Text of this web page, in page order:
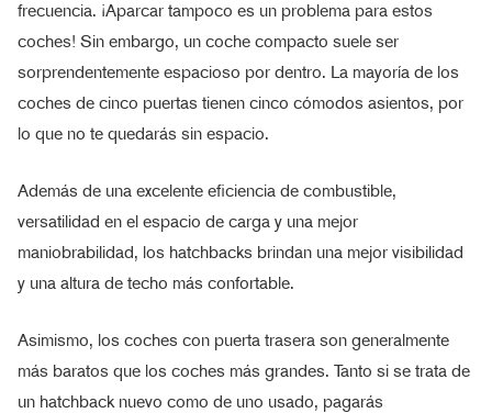
frecuencia. ¡Aparcar tampoco es un problema para estos
coches! Sin embargo, un coche compacto suele ser
sorprendentemente espacioso por dentro. La mayoría de los
coches de cinco puertas tienen cinco cómodos asientos, por
lo que no te quedarás sin espacio.
Además de una excelente eficiencia de combustible,
versatilidad en el espacio de carga y una mejor
maniobrabilidad, los hatchbacks brindan una mejor visibilidad
y una altura de techo más confortable.
Asimismo, los coches con puerta trasera son generalmente
más baratos que los coches más grandes. Tanto si se trata de
un hatchback nuevo como de uno usado, pagarás